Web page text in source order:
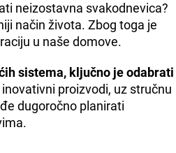
neizostavna svakodnevica?
način života. Zbog toga je
u naše domove.
sistema, ključno je odabrati
proizvodi, uz stručnu
dugoročno planirati